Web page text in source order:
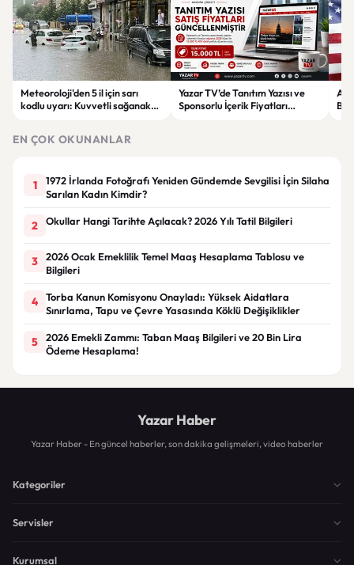
Meteoroloji'den 5 il için sarı
kodlu uyarı: Kuvvetli sağanak
Yazar TV’de Tanıtım Yazısı ve
Sponsorlu İçerik Fiyatları
EN ÇOK OKUNANLAR
1
1972 İrlanda Fotoğrafı Yeniden Gündemde Sevgilisi İçin Silaha
Sarılan Kadın Kimdir?
2 Okullar Hangi Tarihte Açılacak? 2026 Yılı Tatil Bilgileri
3
2026 Ocak Emeklilik Temel Maaş Hesaplama Tablosu ve
Bilgileri
4
Torba Kanun Komisyonu Onayladı: Yüksek Aidatlara
Sınırlama, Tapu ve Çevre Yasasında Köklü Değişiklikler
5
2026 Emekli Zammı: Taban Maaş Bilgileri ve 20 Bin Lira
Ödeme Hesaplama!
Yazar Haber
Yazar Haber - En güncel haberler, son dakika gelişmeleri, video haberler
Kategoriler
Servisler
Kurumsal